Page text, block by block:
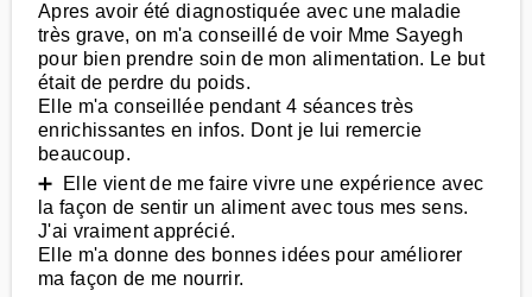
Apres avoir été diagnostiquée avec une maladie
très grave, on m'a conseillé de voir Mme Sayegh
pour bien prendre soin de mon alimentation. Le but
était de perdre du poids.
Elle m'a conseillée pendant 4 séances très
enrichissantes en infos. Dont je lui remercie
beaucoup.
➕ Elle vient de me faire vivre une expérience avec
la façon de sentir un aliment avec tous mes sens.
J'ai vraiment apprécié.
Elle m'a donne des bonnes idées pour améliorer
ma façon de me nourrir.